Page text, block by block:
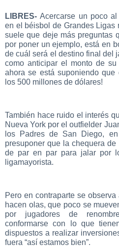
LIBRES-Acercarse un poco
en el béisbol de Grandes Ligas
suele que deje más preguntas
por poner un ejemplo, está en
de cuál será el destino final del
como anticipar el monto de
ahora se está suponiendo
los 500 millones de dólares!
También hace ruido el interés
Nueva York por el outfielder
los Padres de San Diego,
presuponer que la chequera
de par en par para jalar por
ligamayorista.
Pero en contraparte se
hacen olas, que poco se
por jugadores de
conformarse con lo que
dispuestos a realizar
fuera “así estamos bien”.